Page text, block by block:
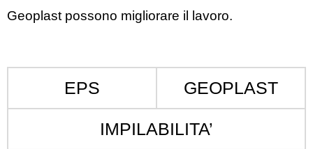
Geoplast possono migliorare il lavoro.
EPS GEOPLAST
IMPILABILITA’